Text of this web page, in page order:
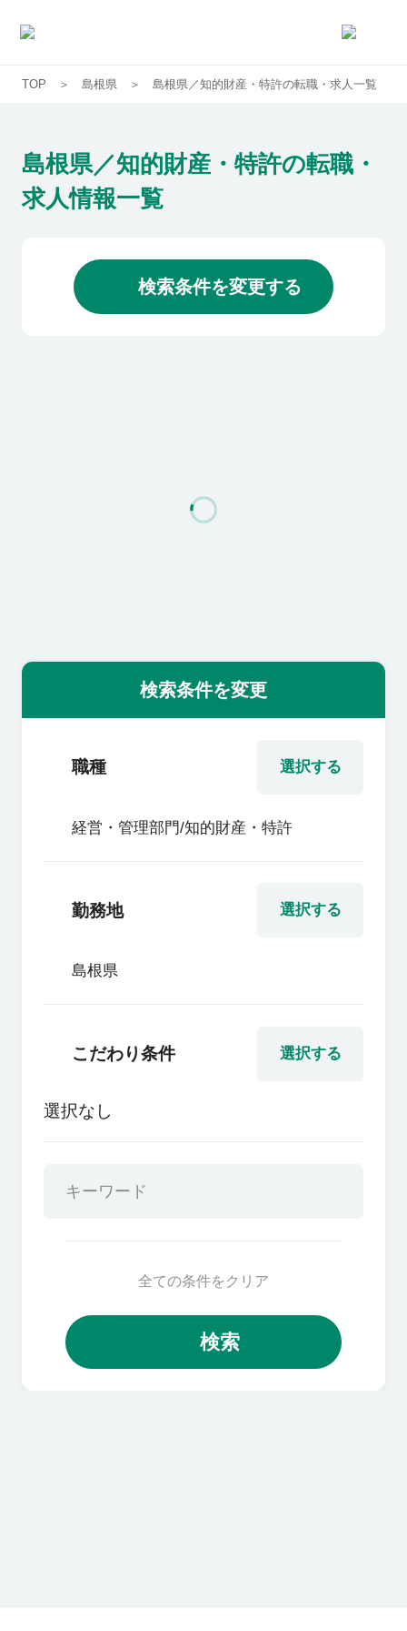
求人一覧
企業一覧
お気に入り求人
よくあるご質問
企業の担当者様
TOP 島根県 島根県／知的財産・特許の転職・求人一覧
島根県／知的財産・特許の転職・
求人情報一覧
検索条件を変更する
検索条件を変更
選択する
職種
経営・管理部門/知的財産・特許
選択する
勤務地
島根県
選択する
こだわり条件
選択なし
全ての条件をクリア
検索